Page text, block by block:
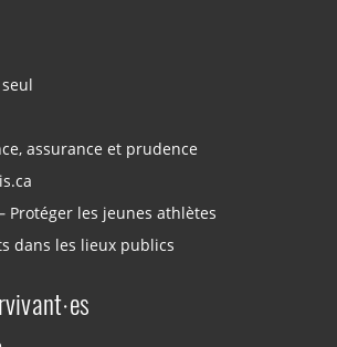
assurance et prudence
Protéger les jeunes athlètes
dans les lieux publics